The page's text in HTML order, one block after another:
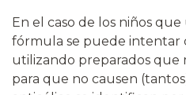
En el caso de los niños
fórmula se puede intentar
utilizando preparados que
para que no causen